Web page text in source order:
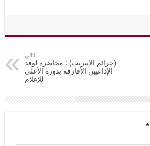
التالي
(جرائم الإنترنت) : محاضرة لوفد
الإذاعيين الأفارقة بدورة الأعلى
للإعلام
*